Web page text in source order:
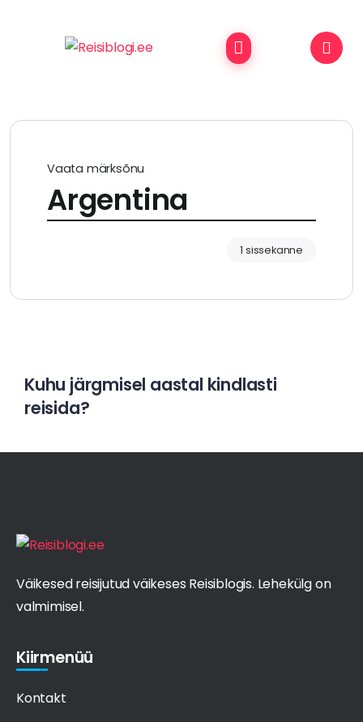
Vaata märksõnu
Argentina
1 sissekanne
Kuhu järgmisel aastal kindlasti
reisida?
Väikesed reisijutud väikeses Reisiblogis. Lehekülg on
valmimisel.
Kiirmenüü
Kontakt